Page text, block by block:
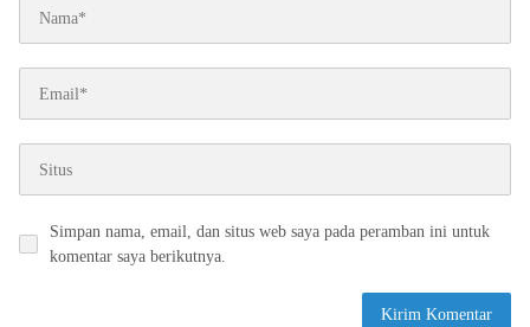
Simpan nama, email, dan situs web saya pada peramban ini untuk
komentar saya berikutnya.